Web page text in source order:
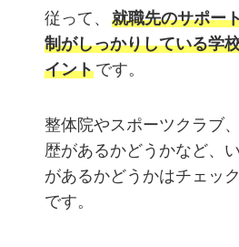
従って、 就職先のサポー
制がしっかりしている学
イントです。
整体院やスポーツクラブ
歴があるかどうかなど、
があるかどうかはチェッ
です。